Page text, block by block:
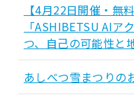
【4月22日開催・無
「ASHIBETSU AIア
つ、自己の可能性と
あしべつ雪まつり